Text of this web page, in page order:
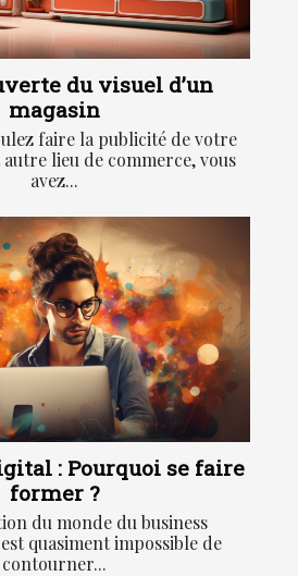
du visuel d’un
magasin
faire la publicité de votre
lieu de commerce, vous
avez...
: Pourquoi se faire
former ?
du monde du business
quasiment impossible de
contourner...